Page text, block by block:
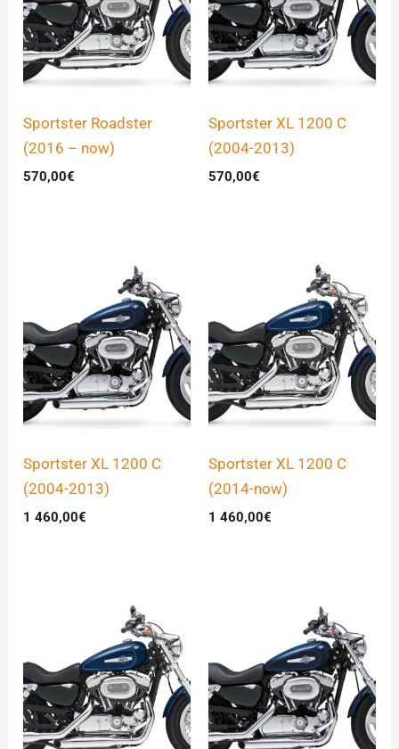
Sportster Roadster
(2016 – now)
570,00€
Sportster XL 1200 C
(2004-2013)
570,00€
Sportster XL 1200 C
(2004-2013)
1 460,00€
Sportster XL 1200 C
(2014-now)
1 460,00€